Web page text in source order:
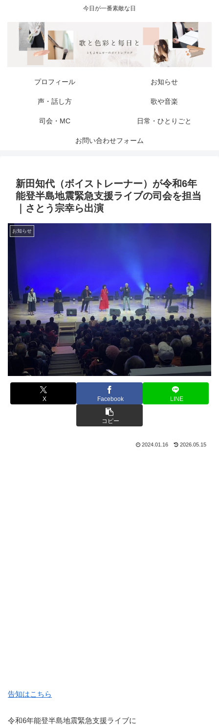
今日が一番素敵な日
プロフィール お知らせ
声・話し方 歌や音楽
司会・MC 日常・ひとりごと
お問い合わせフォーム
新田知代（ボイストレーナー）が令和6年
能登半島地震緊急支援ライブの司会を担当
｜さとう宗幸ら出演
お知らせ
X Facebook LINE
コピー
2024.01.16 2026.05.15
告知はこちら
令和6年能登半島地震緊急支援ライブに